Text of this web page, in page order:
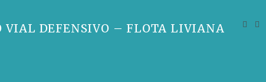
VIAL DEFENSIVO – FLOTA LIVIANA